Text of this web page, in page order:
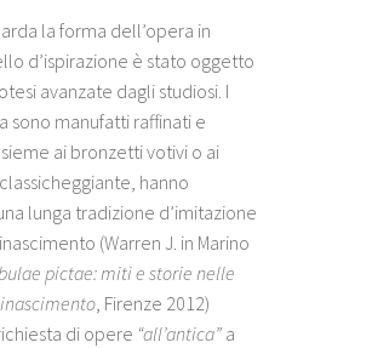
la forma dell’opera in
d’ispirazione è stato oggetto
avanzate dagli studiosi. I
sono manufatti raffinati e
ai bronzetti votivi o ai
hanno
lunga tradizione d’imitazione
(Warren J. in Marino
pictae: miti e storie nelle
, Firenze 2012)
di opere “all’antica” a